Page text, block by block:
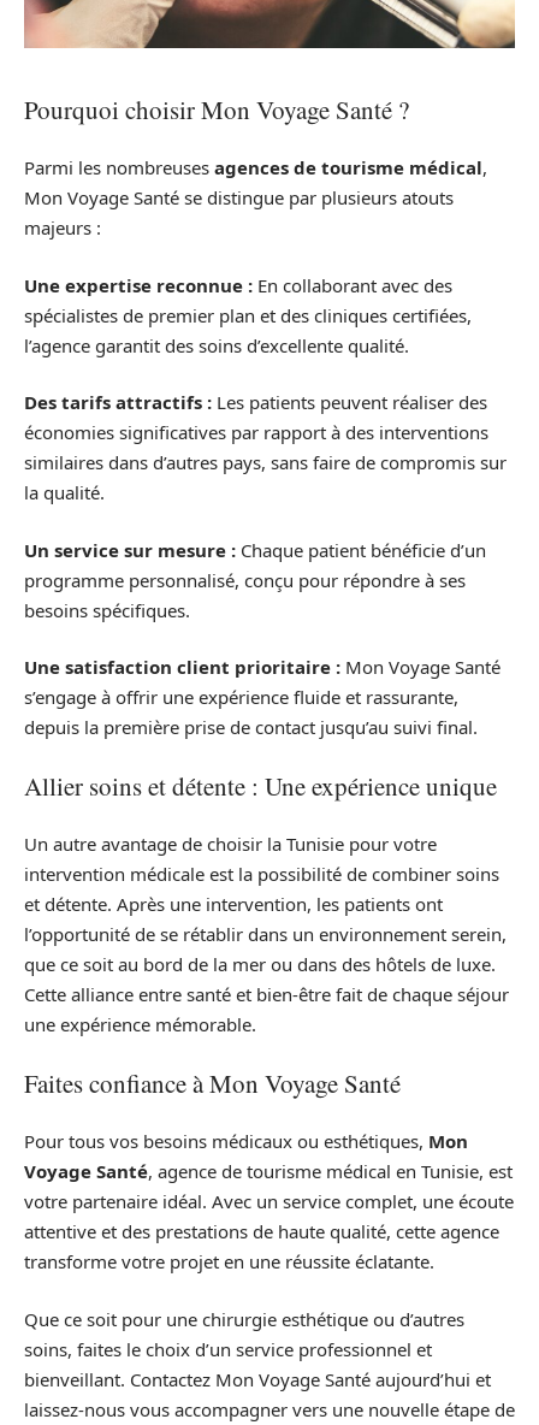
Pourquoi choisir Mon Voyage Santé ?
Parmi les nombreuses agences de tourisme médical,
Mon Voyage Santé se distingue par plusieurs atouts
majeurs :
Une expertise reconnue : En collaborant avec des
spécialistes de premier plan et des cliniques certifiées,
l’agence garantit des soins d’excellente qualité.
Des tarifs attractifs : Les patients peuvent réaliser des
économies significatives par rapport à des interventions
similaires dans d’autres pays, sans faire de compromis sur
la qualité.
Un service sur mesure : Chaque patient bénéficie d’un
programme personnalisé, conçu pour répondre à ses
besoins spécifiques.
Une satisfaction client prioritaire : Mon Voyage Santé
s’engage à offrir une expérience fluide et rassurante,
depuis la première prise de contact jusqu’au suivi final.
Allier soins et détente : Une expérience unique
Un autre avantage de choisir la Tunisie pour votre
intervention médicale est la possibilité de combiner soins
et détente. Après une intervention, les patients ont
l’opportunité de se rétablir dans un environnement serein,
que ce soit au bord de la mer ou dans des hôtels de luxe.
Cette alliance entre santé et bien-être fait de chaque séjour
une expérience mémorable.
Faites confiance à Mon Voyage Santé
Pour tous vos besoins médicaux ou esthétiques, Mon
Voyage Santé, agence de tourisme médical en Tunisie, est
votre partenaire idéal. Avec un service complet, une écoute
attentive et des prestations de haute qualité, cette agence
transforme votre projet en une réussite éclatante.
Que ce soit pour une chirurgie esthétique ou d’autres
soins, faites le choix d’un service professionnel et
bienveillant. Contactez Mon Voyage Santé aujourd’hui et
laissez-nous vous accompagner vers une nouvelle étape de